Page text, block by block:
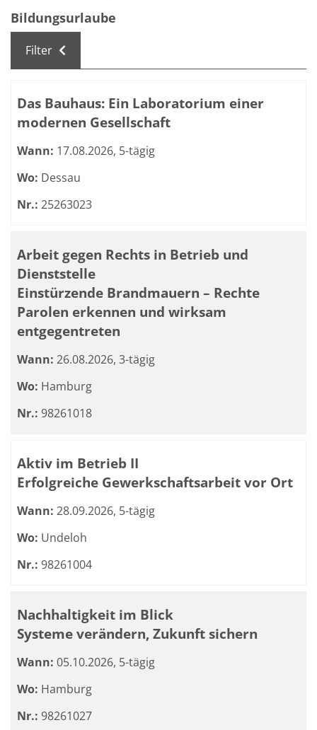
Bildungsurlaube
Filter
Das Bauhaus: Ein Laboratorium einer
modernen Gesellschaft
Wann: 17.08.2026, 5-tägig
Wo: Dessau
Nr.: 25263023
Arbeit gegen Rechts in Betrieb und
Dienststelle
Einstürzende Brandmauern – Rechte
Parolen erkennen und wirksam
entgegentreten
Wann: 26.08.2026, 3-tägig
Wo: Hamburg
Nr.: 98261018
Aktiv im Betrieb II
Erfolgreiche Gewerkschaftsarbeit vor Ort
Wann: 28.09.2026, 5-tägig
Wo: Undeloh
Nr.: 98261004
Nachhaltigkeit im Blick
Systeme verändern, Zukunft sichern
Wann: 05.10.2026, 5-tägig
Wo: Hamburg
Nr.: 98261027